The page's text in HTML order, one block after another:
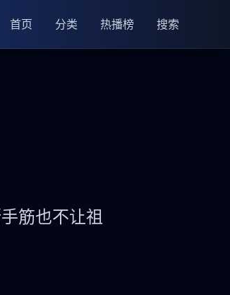
首页 分类 热播榜 搜索
筋也不让祖